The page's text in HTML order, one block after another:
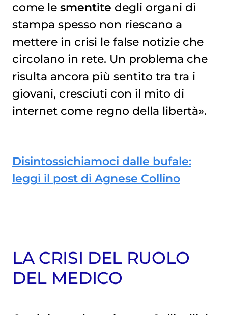
come le smentite degli organi di
stampa spesso non riescano a
mettere in crisi le false notizie che
circolano in rete. Un problema che
risulta ancora più sentito tra tra i
giovani, cresciuti con il mito di
internet come regno della libertà».
Disintossichiamoci dalle bufale:
leggi il post di Agnese Collino
LA CRISI DEL RUOLO
DEL MEDICO